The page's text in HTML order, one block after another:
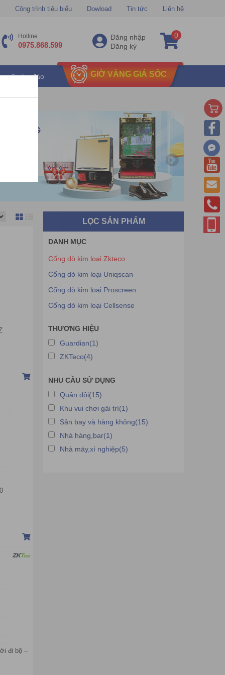
Công trình tiêu biểu Dowload Tin tức Liên hệ
Hotline
0975.868.599
Đăng nhập
Đăng ký
0
mãi chu đáo GIỜ VÀNG GIÁ SỐC
đi bộ –
LỌC SẢN PHẨM
DANH MỤC
Cổng dò kim loại Zkteco
Cổng dò kim loại Uniqscan
Cổng dò kim loại Proscreen
Cổng dò kim loại Cellsense
THƯƠNG HIỆU
Guardian(1)
ZKTeco(4)
NHU CẦU SỬ DỤNG
Quân đội(15)
Khu vui chơi gải trí(1)
Sân bay và hàng không(15)
Nhà hàng,bar(1)
Nhà máy,xí nghiệp(5)